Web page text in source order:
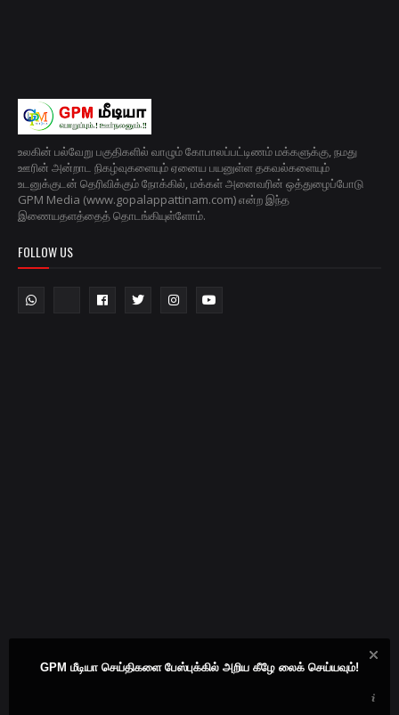
உலகின் பல்வேறு பகுதிகளில் வாழும் கோபாலப்பட்டிணம் மக்களுக்கு, நமது
ஊரின் அன்றாட நிகழ்வுகளையும் ஏனைய பயனுள்ள தகவல்களையும்
உடனுக்குடன் தெரிவிக்கும் நோக்கில், மக்கள் அனைவரின் ஒத்துழைப்போடு
GPM Media (www.gopalappattinam.com) என்ற இந்த
இணையதளத்தைத் தொடங்கியுள்ளோம்.
FOLLOW US
GPM மீடியா செய்திகளை பேஸ்புக்கில் அறிய கீழே லைக் செய்யவும்!